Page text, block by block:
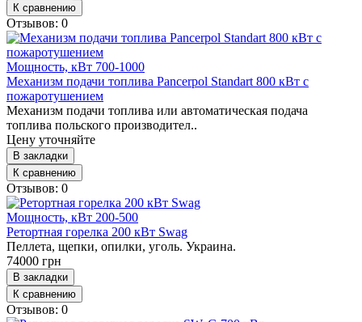
К сравнению
Отзывов: 0
Мощность, кВт 700-1000
Механизм подачи топлива Pancerpol Standart 800 кВт с
пожаротушением
Механизм подачи топлива или автоматическая подача
топлива польского производител..
Цену уточняйте
В закладки
К сравнению
Отзывов: 0
Мощность, кВт 200-500
Ретортная горелка 200 кВт Swag
Пеллета, щепки, опилки, уголь. Украина.
74000 грн
В закладки
К сравнению
Отзывов: 0